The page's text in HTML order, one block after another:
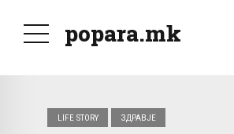
popara.mk
LIFE STORY ЗДРАВЈЕ